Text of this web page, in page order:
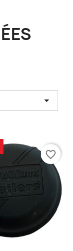

favorite_border